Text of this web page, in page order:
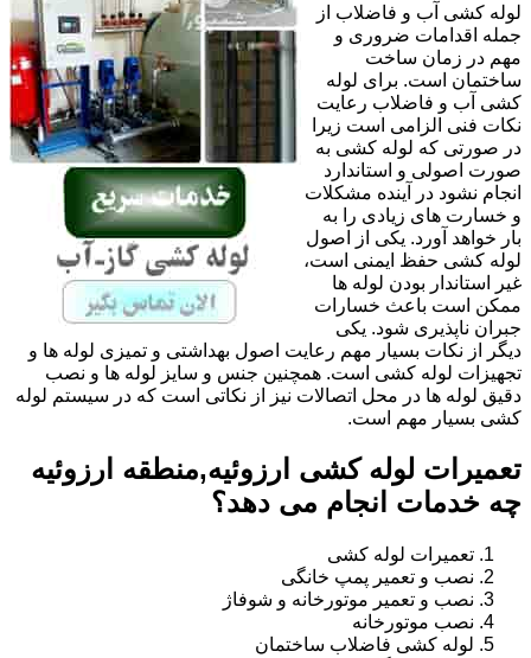
لوله کشی آب و فاضلاب از
جمله اقدامات ضروری و
مهم در زمان ساخت
ساختمان است. برای لوله
کشی آب و فاضلاب رعایت
نکات فنی الزامی است زیرا
در صورتی که لوله کشی به
صورت اصولی و استاندارد
انجام نشود در آینده مشکلات
و خسارت های زیادی را به
بار خواهد آورد. یکی از اصول
لوله کشی حفظ ایمنی است،
غیر استاندار بودن لوله ها
ممکن است باعث خسارات
جبران ناپذیری شود. یکی
دیگر از نکات بسیار مهم رعایت اصول بهداشتی و تمیزی لوله ها و
تجهیزات لوله کشی است. همچنین جنس و سایز لوله ها و نصب
دقیق لوله ها در محل اتصالات نیز از نکاتی است که در سیستم لوله
کشی بسیار مهم است.
تعمیرات لوله کشی ارزوئیه,منطقه ارزوئیه
چه خدمات انجام می دهد؟
تعمیرات لوله کشی
نصب و تعمیر پمپ خانگی
نصب و تعمیر موتورخانه و شوفاژ
نصب موتورخانه
لوله کشی فاضلاب ساختمان